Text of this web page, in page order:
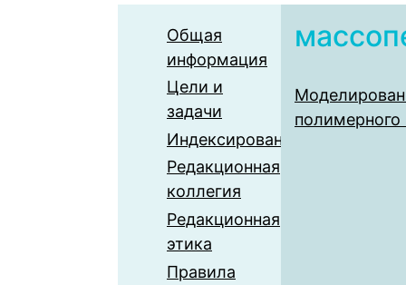
Общая
информация
Цели и
задачи
Индексирование
Редакционная
коллегия
Редакционная
этика
Правила
полимерного